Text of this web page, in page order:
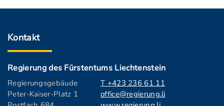
Kontakt
Regierung des Fürstentums Liechtenstein
Regierungsgebäude
Peter-Kaiser-Platz 1
T +423 236 61 11
office@regierung.li